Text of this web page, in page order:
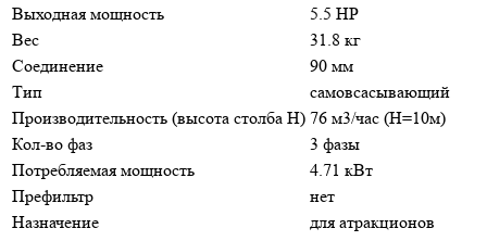
Выходная мощность
5.5 HP
Вес
31.8 кг
Соединение
90 мм
Тип
самовсасывающий
Производительность (высота столба Н) 76 м3/час (Н=10м)
Кол-во фаз
3 фазы
Потребляемая мощность
4.71 кВт
Префильтр
нет
Назначение
для атракционов